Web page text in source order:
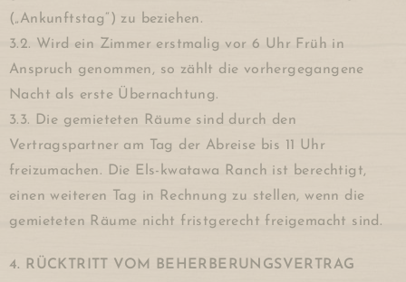
(„Ankunftstag“) zu beziehen.
3.2. Wird ein Zimmer erstmalig vor 6 Uhr Früh in
Anspruch genommen, so zählt die vorhergegangene
Nacht als erste Übernachtung.
3.3. Die gemieteten Räume sind durch den
Vertragspartner am Tag der Abreise bis 11 Uhr
freizumachen. Die Els-kwatawa Ranch ist berechtigt,
einen weiteren Tag in Rechnung zu stellen, wenn die
gemieteten Räume nicht fristgerecht freigemacht sind.
4. RÜCKTRITT VOM BEHERBERUNGSVERTRAG